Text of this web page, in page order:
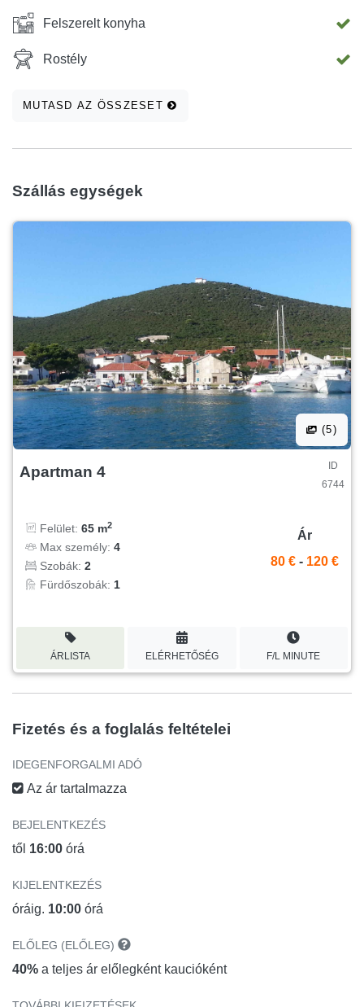
Felszerelt konyha
Rostély
MUTASD AZ ÖSSZESET
Szállás egységek
(5)
Apartman 4
ID
6744
Felület: 65 m2
Max személy: 4
Szobák: 2
Fürdőszobák: 1
Ár
80 € - 120 €
ÁRLISTA ELÉRHETŐSÉG F/L MINUTE
Fizetés és a foglalás feltételei
IDEGENFORGALMI ADÓ
Az ár tartalmazza
BEJELENTKEZÉS
től 16:00 órá
KIJELENTKEZÉS
óráig. 10:00 órá
ELŐLEG (ELŐLEG)
40% a teljes ár előlegként kaucióként